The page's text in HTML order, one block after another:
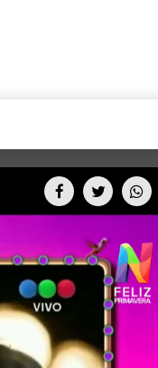
CINE NET
TODOS PODEMOS
PARES DE COMEDIA
FIESTAS ARGENTINAS
BELLEZA FASHION
FULL FACE TV